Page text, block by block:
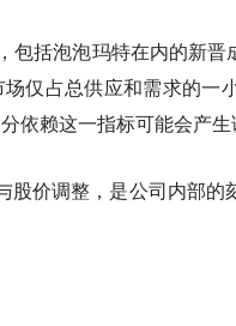
包括泡泡玛特在内的新晋
仅占总供应和需求的一
依赖这一指标可能会产
股价调整，是公司内部